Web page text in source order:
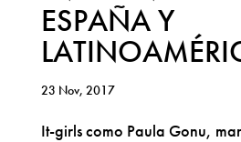
ESPAÑA Y
23 Nov, 2017
It-girls como Paula Gonu,